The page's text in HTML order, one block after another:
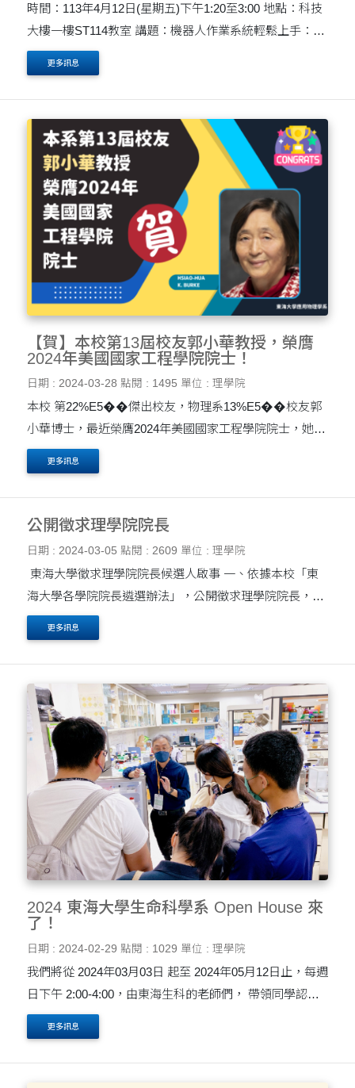
時間：113年4月12日(星期五)下午1:20至3:00 地點：科技
大樓一樓ST114教室 講題：機器人作業系統輕鬆上手：教
育創新體驗 講者：蘇文鈺 教授（國立成功大學資工系）
歡迎參加！!
更多訊息
【賀】本校第13屆校友郭小華教授，榮膺
2024年美國國家工程學院院士！
日期 : 2024-03-28 點閱 : 1495 單位 : 理學院
本校 第22%E5��傑出校友，物理系13%E5��校友郭
小華博士，最近榮膺2024年美國國家工程學院院士，她目
前任職於麻省理工學院林肯實驗室，為航空、飛彈和海上
防禦技術主要主管，領導彈道飛彈防禦和太空系統的遙感
技術和系統方面的....
更多訊息
公開徵求理學院院長
日期 : 2024-03-05 點閱 : 2609 單位 : 理學院
東海大學徵求理學院院長候選人啟事 一、依據本校「東
海大學各學院院長遴選辦法」，公開徵求理學院院長，自
民國 113 年 8 月 1 日起聘，任期三年。敬請推薦資格相符
更多訊息
2024 東海大學生命科學系 Open House 來
了！
日期 : 2024-02-29 點閱 : 1029 單位 : 理學院
我們將從 2024年03月03日 起至 2024年05月12日止，每週
日下午 2:00-4:00，由東海生科的老師們， 帶領同學認識
生科系的發展，並導覽系館、實驗室與動物房，歡迎大家
更多訊息